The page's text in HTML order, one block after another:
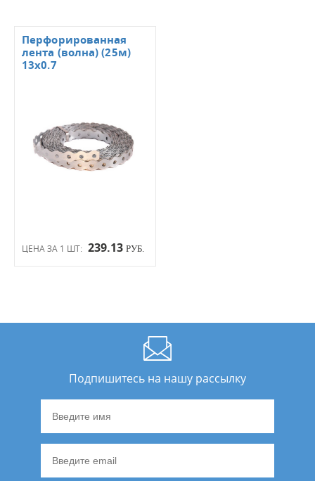
ЦЕНА ЗА 1 ШТ: 239.13 РУБ.
Перфорированная
лента (волна) (25м)
13х0.7
Подпишитесь на нашу рассылку